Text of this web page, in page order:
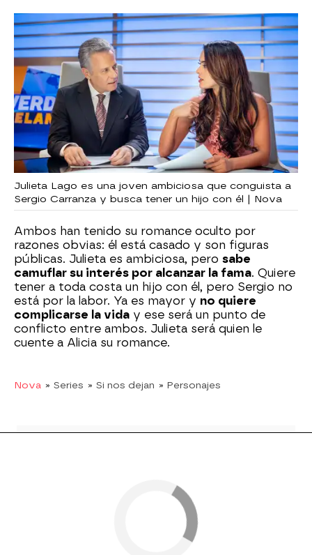
Julieta Lago es una joven ambiciosa que conguista a
Sergio Carranza y busca tener un hijo con él | Nova
Ambos han tenido su romance oculto por
razones obvias: él está casado y son figuras
públicas. Julieta es ambiciosa, pero sabe
camuflar su interés por alcanzar la fama. Quiere
tener a toda costa un hijo con él, pero Sergio no
está por la labor. Ya es mayor y no quiere
complicarse la vida y ese será un punto de
conflicto entre ambos. Julieta será quien le
cuente a Alicia su romance.
Nova » Series » Si nos dejan » Personajes